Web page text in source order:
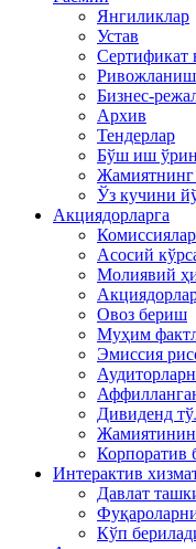
Янгиликлар
Устав
Сертификат
Ривожланиш
Бизнес-
Архив
Тендерлар
Бўш иш
Жамиятнинг
Ўз кучини
Акциядорларга
Комиссиялар
Асосий
Молиявий
Овоз бериш
Муҳим
Эмиссия
Дивиденд
Корпоратив
Интерактив
Давлат
Кўп